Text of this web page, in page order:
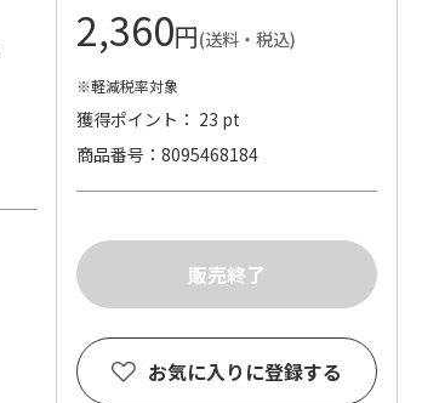
2,360円(送料・税込)
※軽減税率対象
獲得ポイント： 23 pt
商品番号
8095468184
お気に入りに登録する